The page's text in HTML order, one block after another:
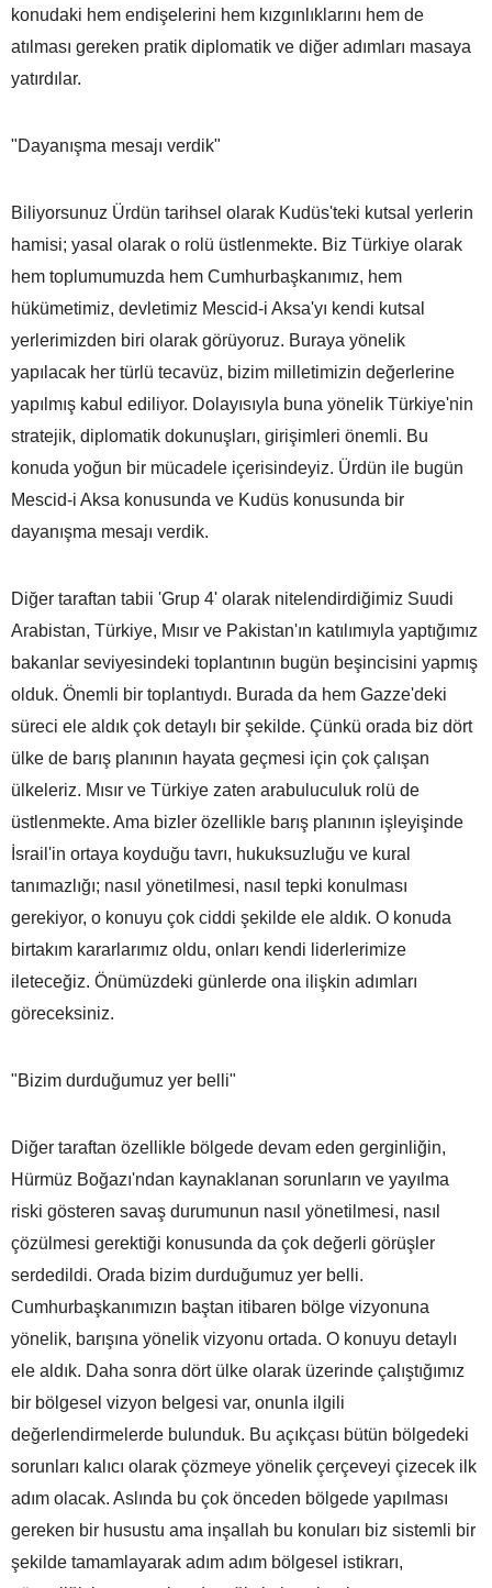
konudaki hem endişelerini hem kızgınlıklarını hem de
atılması gereken pratik diplomatik ve diğer adımları masaya
yatırdılar.
"Dayanışma mesajı verdik"
Biliyorsunuz Ürdün tarihsel olarak Kudüs'teki kutsal yerlerin
hamisi; yasal olarak o rolü üstlenmekte. Biz Türkiye olarak
hem toplumumuzda hem Cumhurbaşkanımız, hem
hükümetimiz, devletimiz Mescid-i Aksa'yı kendi kutsal
yerlerimizden biri olarak görüyoruz. Buraya yönelik
yapılacak her türlü tecavüz, bizim milletimizin değerlerine
yapılmış kabul ediliyor. Dolayısıyla buna yönelik Türkiye'nin
stratejik, diplomatik dokunuşları, girişimleri önemli. Bu
konuda yoğun bir mücadele içerisindeyiz. Ürdün ile bugün
Mescid-i Aksa konusunda ve Kudüs konusunda bir
dayanışma mesajı verdik.
Diğer taraftan tabii 'Grup 4' olarak nitelendirdiğimiz Suudi
Arabistan, Türkiye, Mısır ve Pakistan'ın katılımıyla yaptığımız
bakanlar seviyesindeki toplantının bugün beşincisini yapmış
olduk. Önemli bir toplantıydı. Burada da hem Gazze'deki
süreci ele aldık çok detaylı bir şekilde. Çünkü orada biz dört
ülke de barış planının hayata geçmesi için çok çalışan
ülkeleriz. Mısır ve Türkiye zaten arabuluculuk rolü de
üstlenmekte. Ama bizler özellikle barış planının işleyişinde
İsrail'in ortaya koyduğu tavrı, hukuksuzluğu ve kural
tanımazlığı; nasıl yönetilmesi, nasıl tepki konulması
gerekiyor, o konuyu çok ciddi şekilde ele aldık. O konuda
birtakım kararlarımız oldu, onları kendi liderlerimize
ileteceğiz. Önümüzdeki günlerde ona ilişkin adımları
göreceksiniz.
"Bizim durduğumuz yer belli"
Diğer taraftan özellikle bölgede devam eden gerginliğin,
Hürmüz Boğazı'ndan kaynaklanan sorunların ve yayılma
riski gösteren savaş durumunun nasıl yönetilmesi, nasıl
çözülmesi gerektiği konusunda da çok değerli görüşler
serdedildi. Orada bizim durduğumuz yer belli.
Cumhurbaşkanımızın baştan itibaren bölge vizyonuna
yönelik, barışına yönelik vizyonu ortada. O konuyu detaylı
ele aldık. Daha sonra dört ülke olarak üzerinde çalıştığımız
bir bölgesel vizyon belgesi var, onunla ilgili
değerlendirmelerde bulunduk. Bu açıkçası bütün bölgedeki
sorunları kalıcı olarak çözmeye yönelik çerçeveyi çizecek ilk
adım olacak. Aslında bu çok önceden bölgede yapılması
gereken bir husustu ama inşallah bu konuları biz sistemli bir
şekilde tamamlayarak adım adım bölgesel istikrarı,